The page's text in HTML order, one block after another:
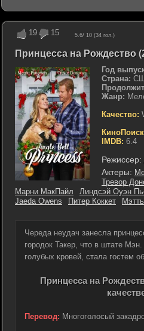
19 15 5.6/ 10 (34 гол.)
Принцесса на Рождество
Год
Страна:
Жанр:
Качество:
IMDB: 6.4
Режиссер:
Актеры:
Тревор
Марни МакПайл
Линдсэй Оуэн
Jaeda Owens
Питер Коккет
Череда неудач занесла
городок Такер, что в штате
голубых кровей, стала гостем
Принцесса на
Перевод: Многоголосый